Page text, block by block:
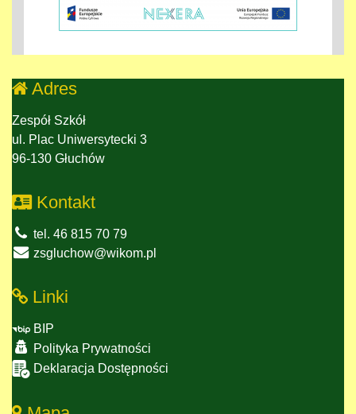
Adres
Zespół Szkół
ul. Plac Uniwersytecki 3
96-130 Głuchów
Kontakt
tel. 46 815 70 79
zsgluchow@wikom.pl
Linki
BIP
Polityka Prywatności
Deklaracja Dostępności